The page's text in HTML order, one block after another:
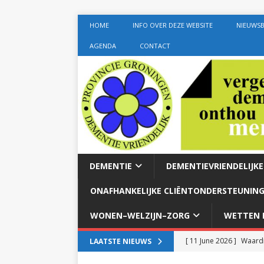
HOME INFO OVER DEZE WEBSITE
AGENDA CONTACT
DEMENTIE
ONAFHANKELIJKE
WONEN–WELZIJN–ZORG WETTEN
LAATSTE NIEUWS [ 11 June 2026 ]